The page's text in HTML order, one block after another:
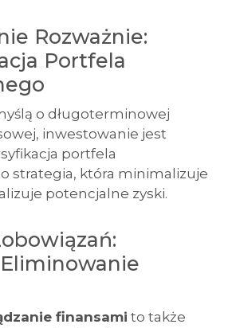
Rozważnie:
Portfela
o długoterminowej
inwestowanie jest
portfela
strategia, która minimalizuje
potencjalne zyski.
finansami to także